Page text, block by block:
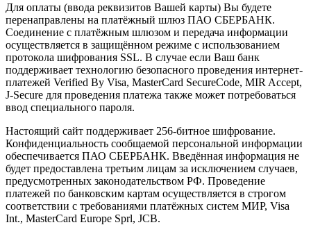
Для оплаты (ввода реквизитов Вашей карты) Вы будете
перенаправлены на платёжный шлюз ПАО СБЕРБАНК.
Соединение с платёжным шлюзом и передача информации
осуществляется в защищённом режиме с использованием
протокола шифрования SSL. В случае если Ваш банк
поддерживает технологию безопасного проведения интернет-
платежей Verified By Visa, MasterCard SecureCode, MIR Accept,
J-Secure для проведения платежа также может потребоваться
ввод специального пароля.
Настоящий сайт поддерживает 256-битное шифрование.
Конфиденциальность сообщаемой персональной информации
обеспечивается ПАО СБЕРБАНК. Введённая информация не
будет предоставлена третьим лицам за исключением случаев,
предусмотренных законодательством РФ. Проведение
платежей по банковским картам осуществляется в строгом
соответствии с требованиями платёжных систем МИР, Visa
Int., MasterCard Europe Sprl, JCB.